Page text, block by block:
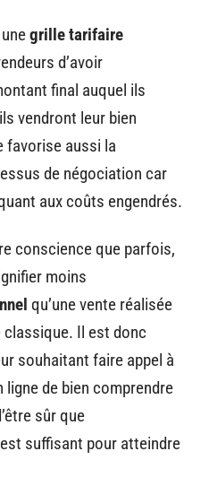
grille tarifaire
d’avoir
final auquel ils
vendront leur bien
favorise aussi la
de négociation car
aux coûts engendrés.
conscience que parfois,
moins
qu’une vente réalisée
classique. Il est donc
souhaitant faire appel à
ligne de bien comprendre
sûr que
suffisant pour atteindre